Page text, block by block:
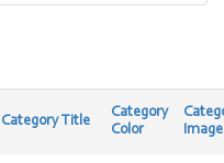
Category Title
Category
Color
Image